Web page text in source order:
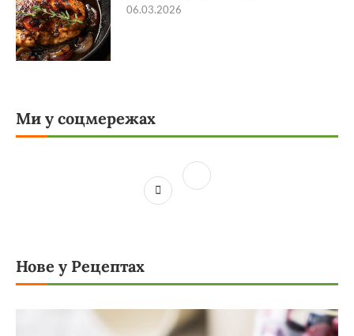
06.03.2026
Ми у соцмережах
Нове у Рецептах